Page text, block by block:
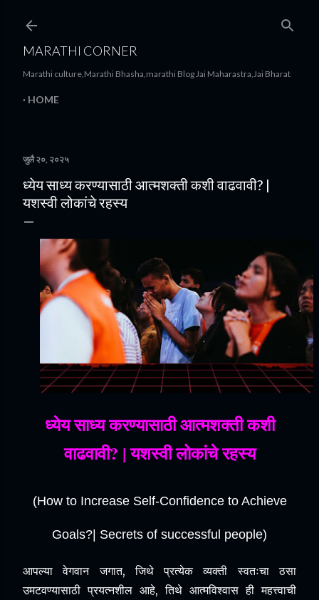
MARATHI CORNER
Marathi culture,Marathi Bhasha,marathi Blog Jai Maharastra,Jai Bharat
HOME
जुलै २०, २०२५
ध्येय साध्य करण्यासाठी आत्मशक्ती कशी वाढवावी? |
यशस्वी लोकांचे रहस्य
ध्येय साध्य करण्यासाठी आत्मशक्ती कशी
वाढवावी? | यशस्वी लोकांचे रहस्य
(How to Increase Self-Confidence to Achieve
Goals?| Secrets of successful people)
आपल्या वेगवान जगात, जिथे प्रत्येक व्यक्ती स्वतःचा ठसा
उमटवण्यासाठी प्रयत्नशील आहे, तिथे आत्मविश्वास ही महत्त्वाची